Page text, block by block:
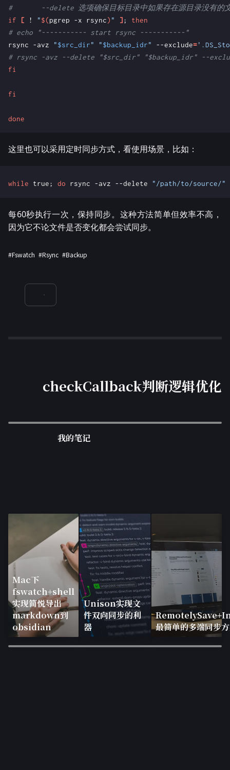
#       --delete 选项确保目标目录中如果存在源目录没有的文
if
[ ! "$(pgrep -x rsync) " ];
then
# echo "----------- start rsync -----------"
rsync -avz
"$src_dir" "$backup_idr" --exclude=
# rsync -avz --delete "$src_dir" "$backup_idr" --
fi
fi
done
这里也可以采用定时同步方式，看使用场景，比如：
while true; do rsync -avz --delete "/path/to/source/"
每60秒执行一次，保持同步。这种方法简单但效率不高，
因为它不论文件是否变化都会尝试同步。
#fswatch #rsync #backup
checkCallback判断逻辑优化
我的笔记
Mac下
fswatch+shell
实现简悦导出
markdown到
obsidian
Unison实现文
件双向同步的利
器
最简单的多端同步